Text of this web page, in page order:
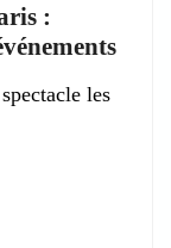
:
les